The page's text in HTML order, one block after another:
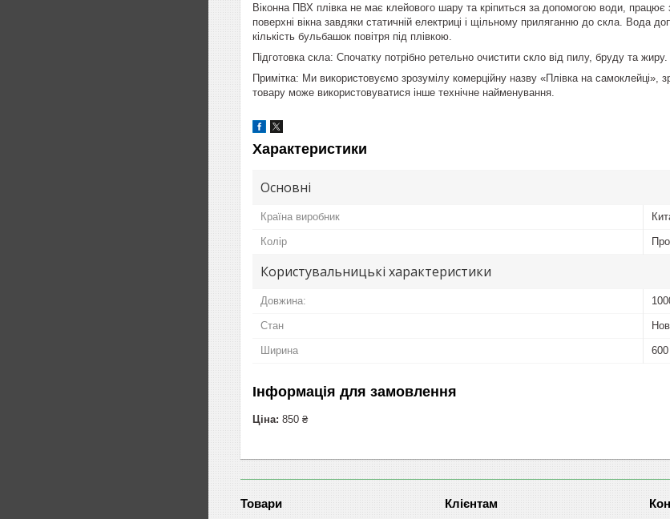
Віконна ПВХ плівка не має клейового шару та кріпиться за допомогою води,
поверхні вікна завдяки статичній електриці і щільному приляганню до скла. Вода
кількість бульбашок повітря під плівкою.
Підготовка скла: Спочатку потрібно ретельно очистити скло від пилу, бруду та
Примітка: Ми використовуємо зрозумілу комерційну назву «Плівка на самоклейці»,
товару може використовуватися інше технічне найменування.
Характеристики
Основні
Країна виробник
Колір
Користувальницькі характеристики
Довжина:
Стан
Ширина 600
Інформація для замовлення
Ціна: 850 ₴
Товари Клієнтам